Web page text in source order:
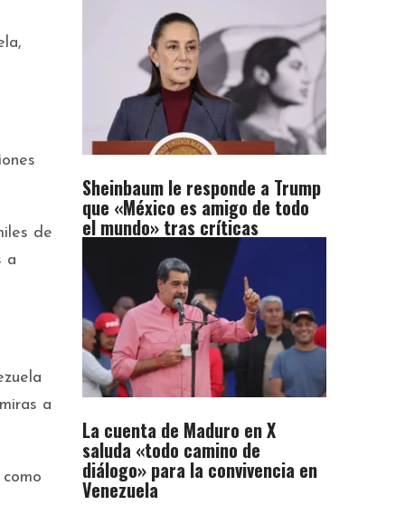
de
a
a
Sheinbaum le responde a Trump
que «México es amigo de todo
el mundo» tras críticas
La cuenta de Maduro en X
saluda «todo camino de
diálogo» para la convivencia en
Venezuela